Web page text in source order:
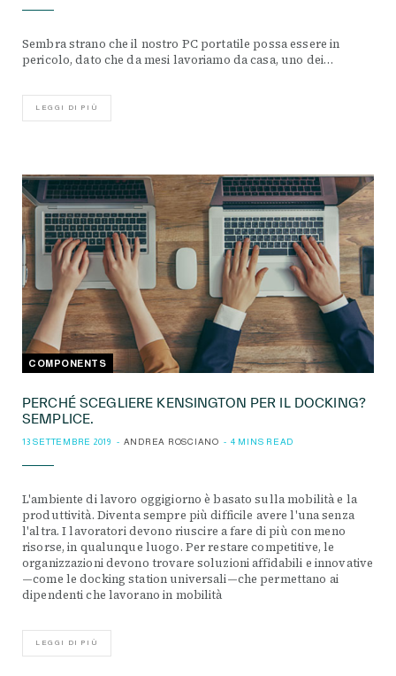
Sembra strano che il nostro PC portatile possa essere in
pericolo, dato che da mesi lavoriamo da casa, uno dei…
LEGGI DI PIÙ
COMPONENTS
PERCHÉ SCEGLIERE KENSINGTON PER IL DOCKING?
SEMPLICE.
13 SETTEMBRE 2019 ANDREA ROSCIANO 4 MINS READ
L'ambiente di lavoro oggigiorno è basato sulla mobilità e la
produttività. Diventa sempre più difficile avere l'una senza
l'altra. I lavoratori devono riuscire a fare di più con meno
risorse, in qualunque luogo. Per restare competitive, le
organizzazioni devono trovare soluzioni affidabili e innovative
—come le docking station universali—che permettano ai
dipendenti che lavorano in mobilità
LEGGI DI PIÙ